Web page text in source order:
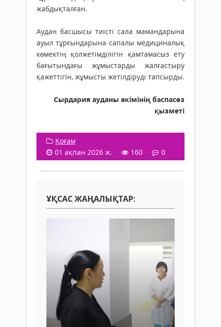
жабдықталған.
Аудан басшысы тиісті сала мамандарына
ауыл тұрғындарына сапалы медициналық
көмектің қолжетімділігін қамтамасыз ету
бағытындағы жұмыстарды жалғастыру
қажеттігін, жұмысты жетілдіруді тапсырды.
Сырдария ауданы әкімінің баспасөз
қызметі
Қоғам
01 ақпан 2026 ж.
160 0
ҰҚСАС ЖАҢАЛЫҚТАР: